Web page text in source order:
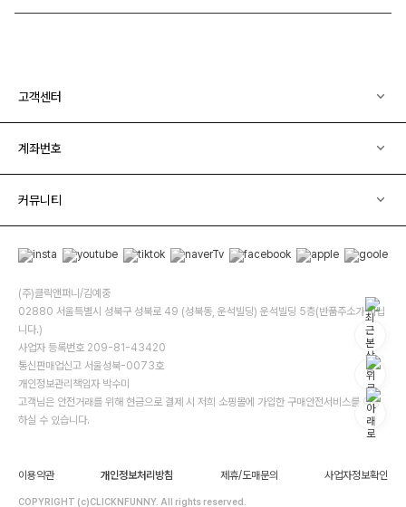
고객센터
계좌번호
커뮤니티
(주)클릭앤퍼니/김예중
02880 서울특별시 성북구 성북로 49 (성북동, 운석빌딩) 운석빌딩 5층(반품주소가 아닙
니다.)
사업자 등록번호 209-81-43420
통신판매업신고 서울성북-0073호
개인정보관리책임자 박수미
고객님은 안전거래를 위해 현금으로 결제 시 저희 소핑몰에 가입한 구매안전서비스를 이용
하실 수 있습니다.
이용약관 개인정보처리방침 제휴/도매문의 사업자정보확인
COPYRIGHT (c)CLICKNFUNNY. All rights reserved.